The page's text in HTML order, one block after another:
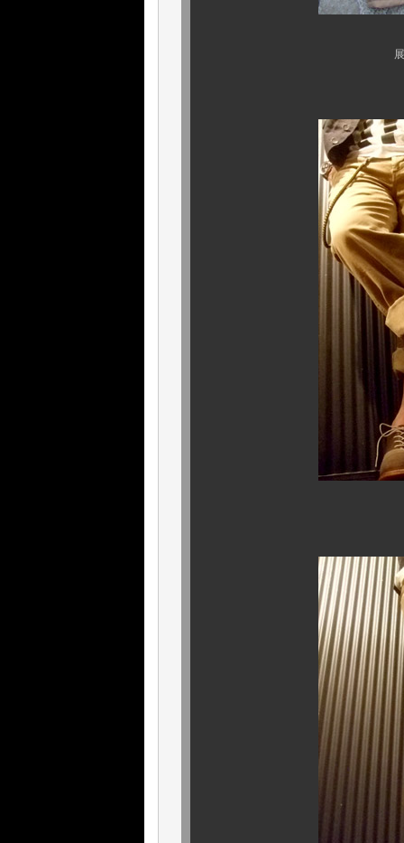
展示会で、ボクが